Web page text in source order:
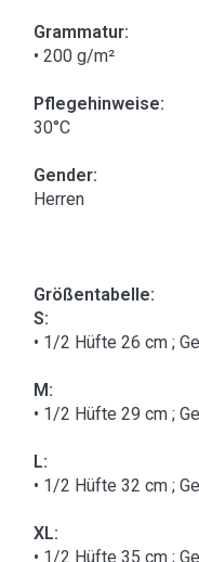
Grammatur:
• 200 g/m²
Pflegehinweise:
30°C
Gender:
Herren
Größentabelle:
S:
• 1/2 Hüfte 26 cm ;
M:
• 1/2 Hüfte 29 cm ;
L:
• 1/2 Hüfte 32 cm ;
XL:
• 1/2 Hüfte 35 cm ;